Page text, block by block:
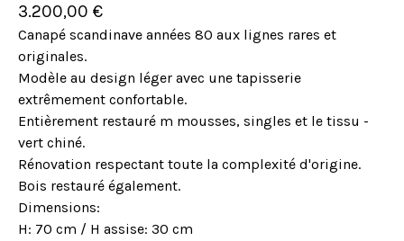
3.200,00 €
Canapé scandinave années 80 aux lignes rares et
originales.
Modèle au design léger avec une tapisserie
extrêmement confortable.
Entièrement restauré m mousses, singles et le tissu -
vert chiné.
Rénovation respectant toute la complexité d'origine.
Bois restauré également.
Dimensions:
H: 70 cm / H assise: 30 cm